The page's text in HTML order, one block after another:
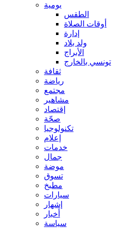
يومية
الطقس
أوقات الصلاة
إدارة
ولد بلاد
الأبراج
تونسي بالخارج
ثقافة
رياضة
مجتمع
مشاهير
إقتصاد
صحّة
تكنولوجيا
إعلام
خدمات
جمال
موضة
تسوق
مطبخ
سيارات
إشهار
أخبار
سياسة